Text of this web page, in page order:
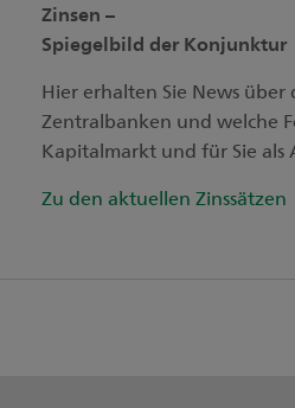
Zinsen –
Spiegelbild der Konjunktur
Hier erhalten Sie News
Zentralbanken und welche
Kapitalmarkt und für Sie als
Zu den aktuellen Zinssätzen